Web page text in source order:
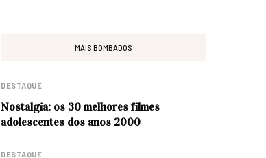
MAIS BOMBADOS
DESTAQUE
Nostalgia: os 30 melhores filmes
adolescentes dos anos 2000
DESTAQUE